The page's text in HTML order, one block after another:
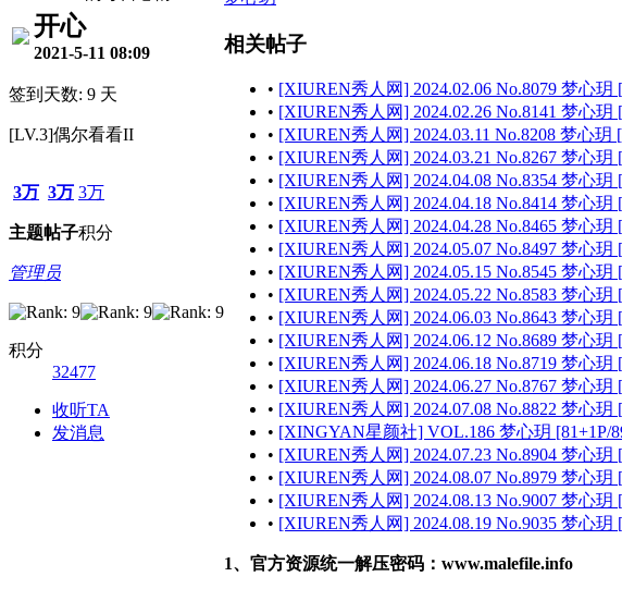
开心
2021-5-11 08:09
签到天数: 9 天
[LV.3]偶尔看看II
3万
主题
3万
帖子
3万
积分
管理员
积分
32477
收听TA
发消息
相关帖子
• [XIUREN秀人网] 2024.02.06 No.8079 梦心玥
• [XIUREN秀人网] 2024.02.26 No.8141 梦心玥
• [XIUREN秀人网] 2024.03.11 No.8208 梦心玥
• [XIUREN秀人网] 2024.03.21 No.8267 梦心玥
• [XIUREN秀人网] 2024.04.08 No.8354 梦心玥
• [XIUREN秀人网] 2024.04.18 No.8414 梦心玥
• [XIUREN秀人网] 2024.04.28 No.8465 梦心玥
• [XIUREN秀人网] 2024.05.07 No.8497 梦心玥
• [XIUREN秀人网] 2024.05.15 No.8545 梦心玥
• [XIUREN秀人网] 2024.05.22 No.8583 梦心玥
• [XIUREN秀人网] 2024.06.03 No.8643 梦心玥
• [XIUREN秀人网] 2024.06.12 No.8689 梦心玥
• [XIUREN秀人网] 2024.06.18 No.8719 梦心玥
• [XIUREN秀人网] 2024.06.27 No.8767 梦心玥
• [XIUREN秀人网] 2024.07.08 No.8822 梦心玥
• [XINGYAN星颜社] VOL.186 梦心玥 [81+1P/
• [XIUREN秀人网] 2024.07.23 No.8904 梦心玥
• [XIUREN秀人网] 2024.08.07 No.8979 梦心玥
• [XIUREN秀人网] 2024.08.13 No.9007 梦心玥
• [XIUREN秀人网] 2024.08.19 No.9035 梦心玥
1、官方资源统一解压密码：www.malefile.info